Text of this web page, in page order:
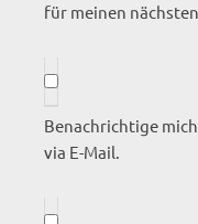
für meinen
Benachrichtige
via E-Mail.